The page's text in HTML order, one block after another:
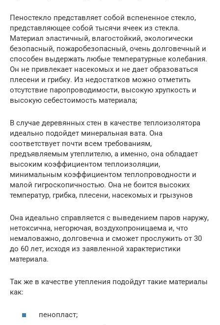
Пеностекло представляет собой вспененное стекло,
представляющее собой тысячи ячеек из стекла.
Материал эластичный, влагостойкий, экологически
безопасный, пожаробезопасный, очень долговечный и
способен выдержать любые температурные колебания.
Он не привлекает насекомых и не дает образоваться
плесени и грибку. Из недостатков можно отметить
отсутствие паропроводимости, высокую хрупкость и
высокую себестоимость материала;
В случае деревянных стен в качестве теплоизолятора
идеально подойдет минеральная вата. Она
соответствует почти всем требованиям,
предъявляемым утеплителю, а именно, она обладает
высоким коэффициентом теплоизоляции,
минимальным коэффициентом теплопроводности и
малой гигроскопичностью. Она не боится высоких
температур, грибка, плесени, насекомых и грызунов
Она идеально справляется с выведением паров наружу,
нетоксична, негорючая, воздухопроницаема и, что
немаловажно, долговечна и сможет прослужить от 30
до 60 лет, исходя из заявленной характеристики
материала.
Так же в качестве утепления подойдут такие материалы
как:
пенопласт;